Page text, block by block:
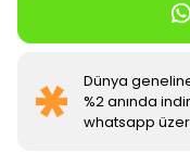
Dünya
%2 anında
whatsapp